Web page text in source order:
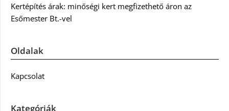
Kertépítés árak: minőségi kert megfizethető áron az
Esőmester Bt.-vel
Oldalak
Kapcsolat
Kategóriák